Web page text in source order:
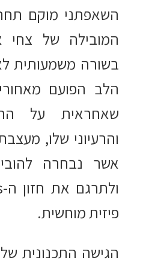
השאפתני מוקם
המובילה של צחי
בשורה משמעותית
הלב הפועם
שאחראית על
והרעיוני שלו,
אשר נבחרה
פיזית מוחשית.
הגישה התכנונית